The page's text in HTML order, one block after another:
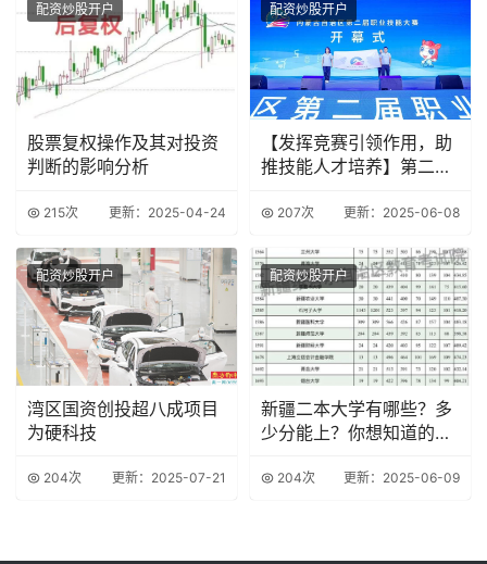
配资炒股开户
股票复权操作及其对投资
判断的影响分析
215次 更新：2025-04-24
配资炒股开户
【发挥竞赛引领作用，助
推技能人才培养】第二届
207次 更新：2025-06-08
配资炒股开户
湾区国资创投超八成项目
为硬科技
204次 更新：2025-07-21
配资炒股开户
新疆二本大学有哪些？多
少分能上？你想知道的都
204次 更新：2025-06-09